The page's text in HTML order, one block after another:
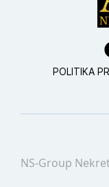
POLITIKA
NS-Group